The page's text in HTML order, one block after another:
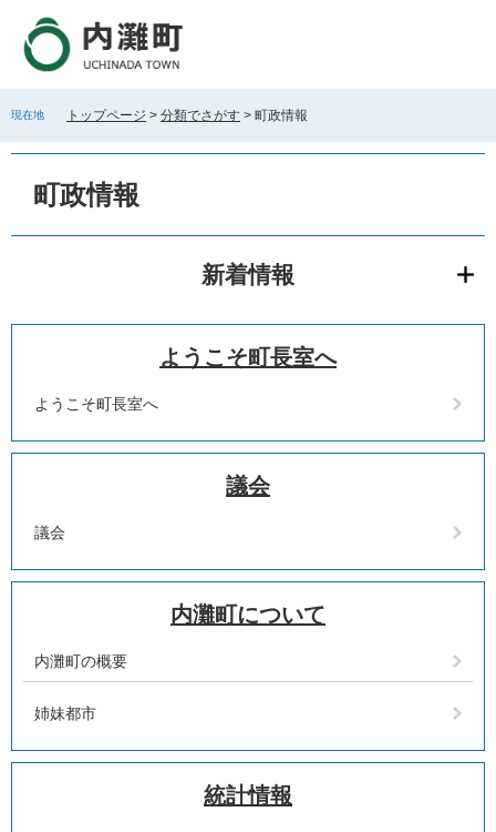
で
ば
現在地 トップページ > 分類でさがす > 町政情報
町政情報
新着情報
ようこそ町長室へ
ようこそ町長室へ
議会
議会
内灘町について
内灘町の概要
姉妹都市
統計情報